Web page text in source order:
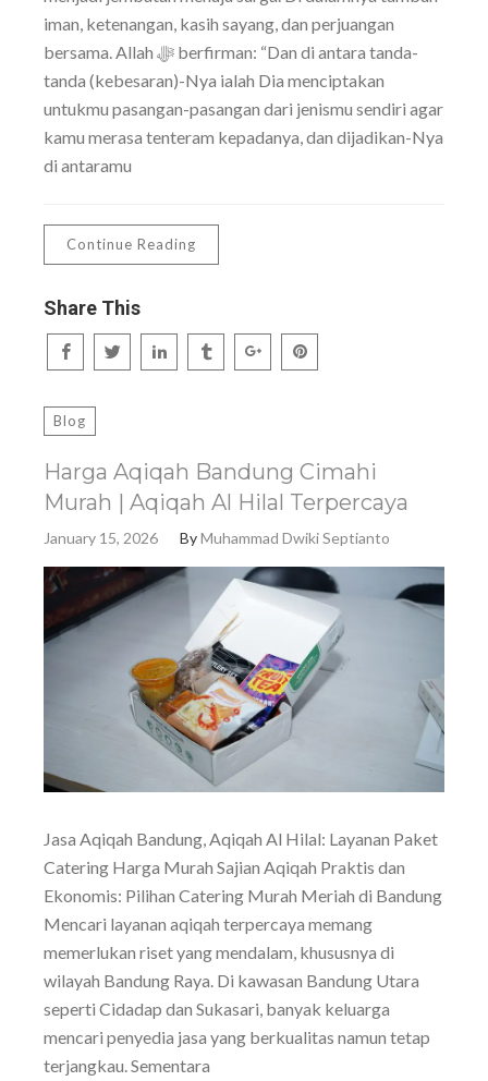
iman, ketenangan, kasih sayang, dan perjuangan
bersama. Allah ﷻ berfirman: “Dan di antara tanda-
tanda (kebesaran)-Nya ialah Dia menciptakan
untukmu pasangan-pasangan dari jenismu sendiri agar
kamu merasa tenteram kepadanya, dan dijadikan-Nya
di antaramu
Continue Reading
Share This
Blog
Harga Aqiqah Bandung Cimahi
Murah | Aqiqah Al Hilal Terpercaya
January 15, 2026 ByMuhammad Dwiki Septianto
Jasa Aqiqah Bandung, Aqiqah Al Hilal: Layanan Paket
Catering Harga Murah Sajian Aqiqah Praktis dan
Ekonomis: Pilihan Catering Murah Meriah di Bandung
Mencari layanan aqiqah terpercaya memang
memerlukan riset yang mendalam, khususnya di
wilayah Bandung Raya. Di kawasan Bandung Utara
seperti Cidadap dan Sukasari, banyak keluarga
mencari penyedia jasa yang berkualitas namun tetap
terjangkau. Sementara